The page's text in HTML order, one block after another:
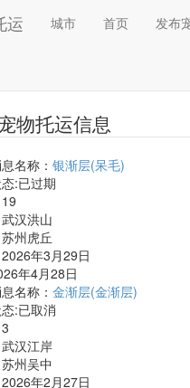
运 城市 首页 发布
物托运信息
名称： 银渐层(呆毛)
:已过期
19
汉洪山
州虎丘
年3月29日
年4月28日
名称： 金渐层(金渐层)
:已取消
3
汉江岸
州吴中
年2月27日